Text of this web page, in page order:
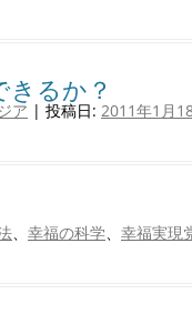
るか？
ア | 投稿日: 2011年1月
幸福の科学 幸福実現